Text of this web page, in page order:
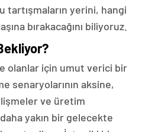
yerini, hangi
bırakacağını biliyoruz.
olanlar için umut verici bir
senaryolarının aksine,
ve üretim
yakın bir gelecekte